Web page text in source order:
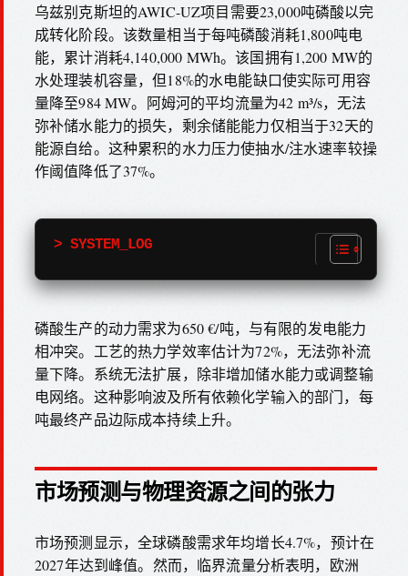
乌兹别克斯坦的AWIC-UZ项目需要23,000吨磷酸以完
成转化阶段。该数量相当于每吨磷酸消耗1,800吨电
能，累计消耗4,140,000 MWh。该国拥有1,200 MW的
水处理装机容量，但18%的水电能缺口使实际可用容
量降至984 MW。阿姆河的平均流量为42 m³/s，无法
弥补储水能力的损失，剩余储能能力仅相当于32天的
能源自给。这种累积的水力压力使抽水/注水速率较操
作阈值降低了37%。
> SYSTEM_LOG
磷酸生产的动力需求为650 €/吨，与有限的发电能力
相冲突。工艺的热力学效率估计为72%，无法弥补流
量下降。系统无法扩展，除非增加储水能力或调整输
电网络。这种影响波及所有依赖化学输入的部门，每
吨最终产品边际成本持续上升。
市场预测与物理资源之间的张力
市场预测显示，全球磷酸需求年均增长4.7%，预计在
2027年达到峰值。然而，临界流量分析表明，欧洲